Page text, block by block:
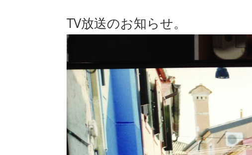
TV放送のお知らせ。